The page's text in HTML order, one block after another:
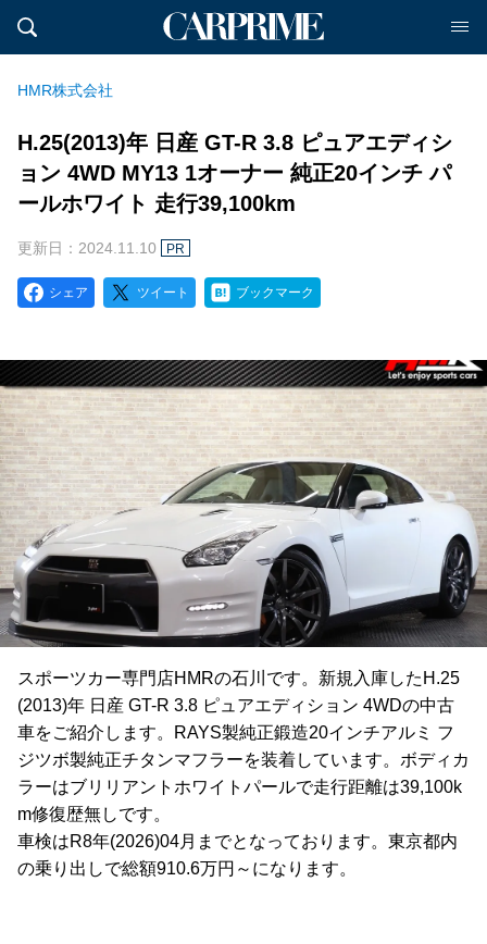
HMR株式会社
H.25(2013)年 日産 GT-R 3.8 ピュアエディシ
ョン 4WD MY13 1オーナー 純正20インチ パ
ールホワイト 走行39,100km
更新日：2024.11.10 PR
シェア ツイート ブックマーク
スポーツカー専門店HMRの石川です。新規入庫したH.25
(2013)年 日産 GT-R 3.8 ピュアエディション 4WDの中古
車をご紹介します。RAYS製純正鍛造20インチアルミ フ
ジツボ製純正チタンマフラーを装着しています。ボディカ
ラーはブリリアントホワイトパールで走行距離は39,100k
m修復歴無しです。
車検はR8年(2026)04月までとなっております。東京都内
の乗り出しで総額910.6万円～になります。